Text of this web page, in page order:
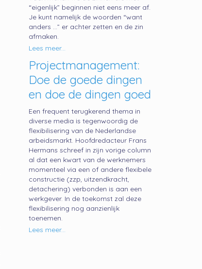
“eigenlijk” beginnen niet eens meer af.
Je kunt namelijk de woorden “want
anders …” er achter zetten en de zin
afmaken.
Lees meer...
Projectmanagement:
Doe de goede dingen
en doe de dingen goed
Een frequent terugkerend thema in
diverse media is tegenwoordig de
flexibilisering van de Nederlandse
arbeidsmarkt. Hoofdredacteur Frans
Hermans schreef in zijn vorige column
al dat een kwart van de werknemers
momenteel via een of andere flexibele
constructie (zzp, uitzendkracht,
detachering) verbonden is aan een
werkgever. In de toekomst zal deze
flexibilisering nog aanzienlijk
toenemen.
Lees meer...